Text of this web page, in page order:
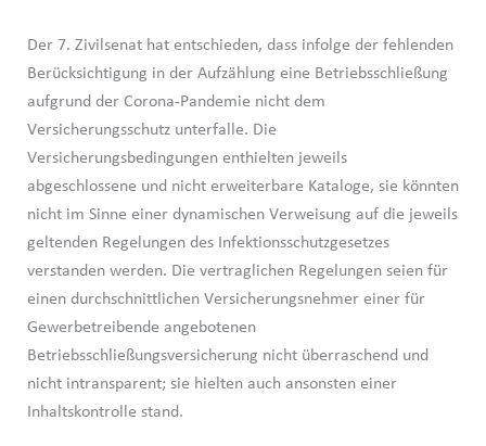
Der 7. Zivilsenat hat entschieden, dass infolge der fehlenden
Berücksichtigung in der Aufzählung eine Betriebsschließung
aufgrund der Corona-Pandemie nicht dem
Versicherungsschutz unterfalle. Die
Versicherungsbedingungen enthielten jeweils
abgeschlossene und nicht erweiterbare Kataloge, sie könnten
nicht im Sinne einer dynamischen Verweisung auf die jeweils
geltenden Regelungen des Infektionsschutzgesetzes
verstanden werden. Die vertraglichen Regelungen seien für
einen durchschnittlichen Versicherungsnehmer einer für
Gewerbetreibende angebotenen
Betriebsschließungsversicherung nicht überraschend und
nicht intransparent; sie hielten auch ansonsten einer
Inhaltskontrolle stand.